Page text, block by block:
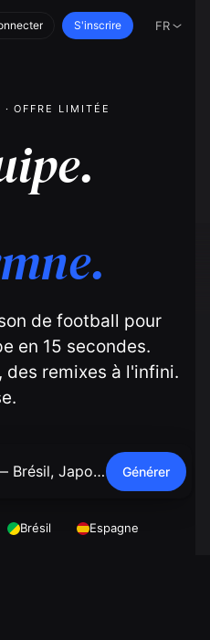
S'inscrire FR
OFFRE LIMITÉE
de football pour
en 15 secondes.
des remixes à l'infini.
Générer
Brésil Espagne